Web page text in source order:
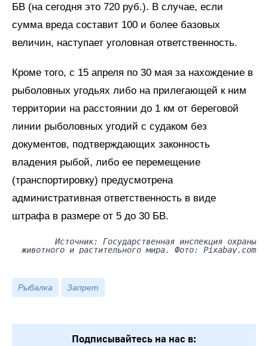
БВ (на сегодня это 720 руб.). В случае, если
сумма вреда составит 100 и более базовых
величин, наступает уголовная ответственность.
Кроме того, с 15 апреля по 30 мая за нахождение в
рыболовных угодьях либо на прилегающей к ним
территории на расстоянии до 1 км от береговой
линии рыболовных угодий с судаком без
документов, подтверждающих законность
владения рыбой, либо ее перемещение
(транспортировку) предусмотрена
административная ответственность в виде
штрафа в размере от 5 до 30 БВ.
Источник: Государственная инспекция охраны
животного и растительного мира. Фото: Pixabay.com
Рыбалка Запрет
Подписывайтесь на нас в: